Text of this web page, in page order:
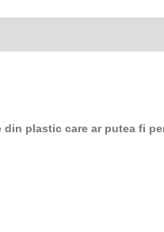
plastic care ar putea fi